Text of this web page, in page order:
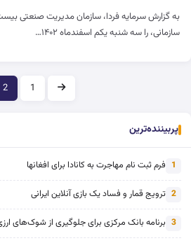
به گزارش سرمایه فردا، سازمان مدیریت صنعتی
سازمانی، را سه شنبه یکم اسفندماه ۱۴۰۲…
صفحه‌بندی
1
2
پربیننده‌ترین
1 فرم ثبت نام مهاجرت به کانادا برای افغانها
2 ترویج قمار و فساد یک بازی آنلاین ایرانی
3 برنامه بانک مرکزی برای جلوگیری از شوک‌های